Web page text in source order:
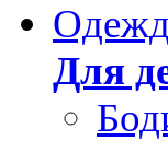
Для